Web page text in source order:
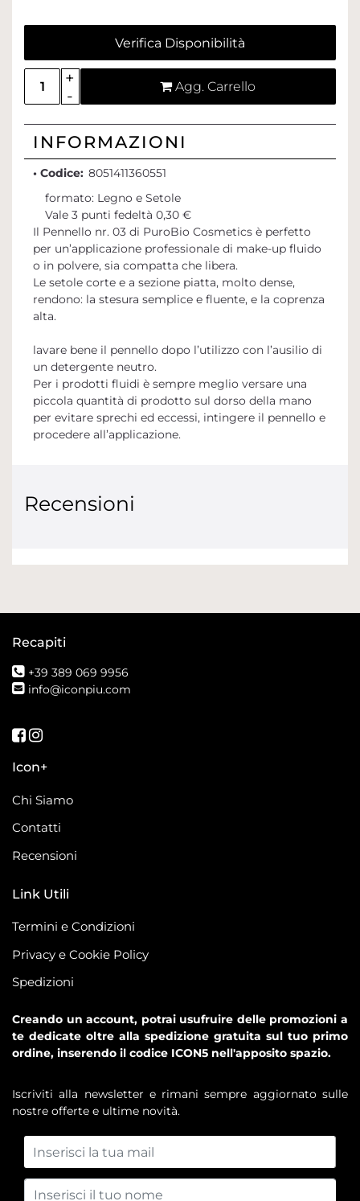
Verifica Disponibilità
Quantità
Agg. Carrello
INFORMAZIONI
• Codice: 8051411360551
formato: Legno e Setole
Vale 3 punti fedeltà 0,30 €
Il Pennello nr. 03 di PuroBio Cosmetics è perfetto
per un’applicazione professionale di make-up fluido
o in polvere, sia compatta che libera.
Le setole corte e a sezione piatta, molto dense,
rendono: la stesura semplice e fluente, e la coprenza
alta.
lavare bene il pennello dopo l’utilizzo con l’ausilio di
un detergente neutro.
Per i prodotti fluidi è sempre meglio versare una
piccola quantità di prodotto sul dorso della mano
per evitare sprechi ed eccessi, intingere il pennello e
procedere all’applicazione.
Recensioni
Recapiti
+39 389 069 9956
info@iconpiu.com
Seguici su Facebook
Seguici su Instagram
Icon+
Chi Siamo
Contatti
Recensioni
Link Utili
Termini e Condizioni
Privacy e Cookie Policy
Spedizioni
Creando un account, potrai usufruire delle promozioni a
te dedicate oltre alla spedizione gratuita sul tuo primo
ordine, inserendo il codice ICON5 nell'apposito spazio.
Iscriviti alla newsletter e rimani sempre aggiornato sulle
nostre offerte e ultime novità.